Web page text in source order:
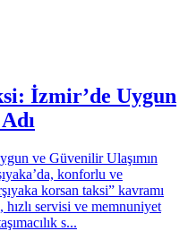
İzmir’de Uygun
ve Güvenilir Ulaşımın
konforlu ve
korsan taksi” kavramı
hızlı servisi ve memnuniyet
s...